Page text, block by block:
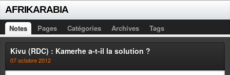
AFRIKARABIA
Notes Pages Catégories Archives Tags
Kivu (RDC) : Kamerhe a-t-il la solution ?
07 octobre 2012